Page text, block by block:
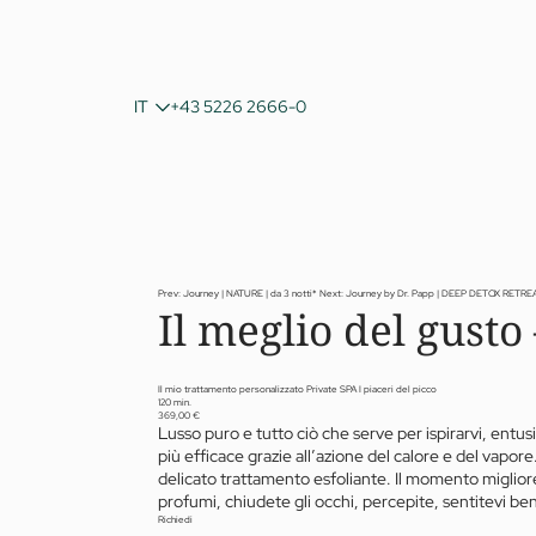
IT
DE
EN
+43 5226 2666-0
Prev: Journey | NATURE | da 3 notti* Next: Journey by Dr. Papp | DEEP DETOX
Il meglio del
Il mio trattamento personalizzato Private SPA I piaceri del picco
120 min.
369,00 €
Lusso puro e tutto ciò che serve per ispirarvi,
più efficace grazie all’azione del calore e del
delicato trattamento esfoliante. Il momento
profumi, chiudete gli occhi, percepite, sentitevi
Richiedi